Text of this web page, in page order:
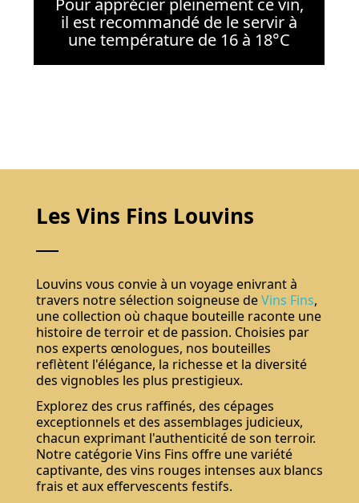
Pour apprécier pleinement ce vin,
il est recommandé de le servir à
une température de 16 à 18°C
Les Vins Fins Louvins
Louvins vous convie à un voyage enivrant à
travers notre sélection soigneuse deVins Fins,
une collection où chaque bouteille raconte une
histoire de terroir et de passion. Choisies par
nos experts œnologues, nos bouteilles
reflètent l'élégance, la richesse et la diversité
des vignobles les plus prestigieux.
Explorez des crus raffinés, des cépages
exceptionnels et des assemblages judicieux,
chacun exprimant l'authenticité de son terroir.
Notre catégorie Vins Fins offre une variété
captivante, des vins rouges intenses aux blancs
frais et aux effervescents festifs.